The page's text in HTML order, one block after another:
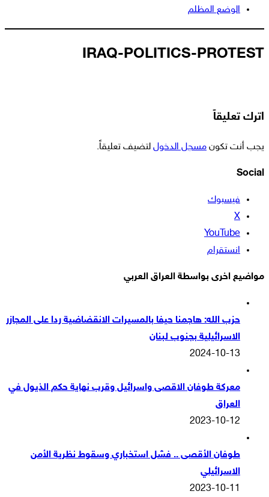
الوضع المظلم
IRAQ-POLITICS-PROTEST
اترك تعليقاً
يجب أنت تكون مسجل الدخول لتضيف تعليقاً.
Social
فيسبوك
‫X
‫YouTube
انستقرام
مواضيع اخرى بواسطة العراق العربي
حزب الله: هاجمنا حيفا بالمسيرات الانقضاضية ردا على المجازر
الاسرائيلية بجنوب لبنان
2024-10-13
معركة طوفان الاقصى واسرائيل وقرب نهاية حكم الذيول في
العراق
2023-10-12
طوفان الأقصى .. فشل استخباري وسقوط نظرية الأمن
الاسرائيلي
2023-10-11